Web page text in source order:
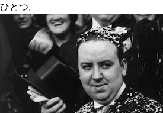
ひとつ。